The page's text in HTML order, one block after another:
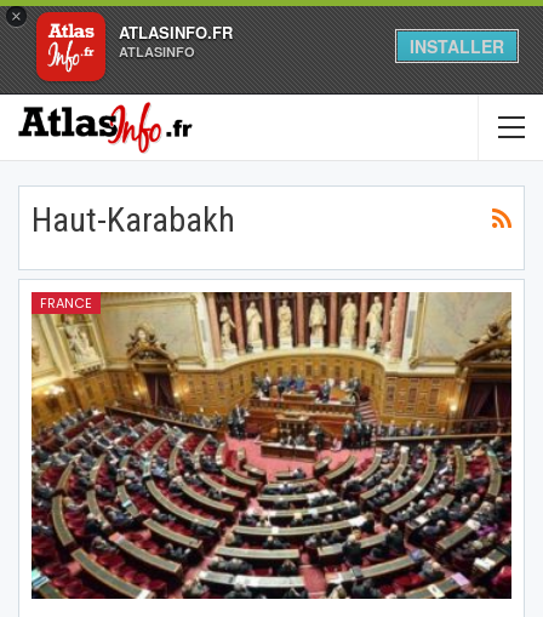
×
ATLASINFO.FR
ATLASINFO INSTALLER
Haut-Karabakh
FRANCE